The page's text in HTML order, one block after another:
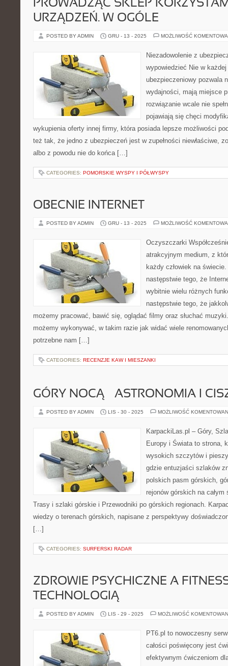
PROWADZĄC SKLEP
URZĄDZEŃ. W OGÓLE
POSTED BY ADMIN GRU - 13 - 2025 MOŻLIWOŚĆ
Niezadowolenie z
wypowiedzieć Nie w
ubezpieczeniowy pozwala
wydajności, mają miejsce
rozwiązanie wcale nie
pojawiają się chęci
wykupienia oferty innej firmy, która posiada lepsze możliwości
też tak, że jedno z ubezpieczeń jest w zupełności niewłaściwe,
albo z powodu nie do końca […]
CATEGORIES: POMORSKIE WYSPY I PÓŁWYSPY
OBECNIE INTERNET
POSTED BY ADMIN GRU - 13 - 2025 MOŻLIWOŚĆ
Oczyszczarki
atrakcyjnym medium, z
każdy człowiek na
następstwie tego, że
wybitnie wielu różnych
następstwie tego, że
możemy pracować, bawić się, oglądać filmy oraz słuchać
możemy wykonywać, w takim razie jak widać wiele
potrzebne nam […]
CATEGORIES: RECENZJE KAW I MIESZANKI
GÓRY NOCĄ – ASTRONOMIA I
POSTED BY ADMIN LIS - 30 - 2025 MOŻLIWOŚĆ
KarpackiLas.pl – Góry,
Europy i Świata to strona,
wysokich szczytów i
gdzie entuzjaści szlaków
polskich pasm górskich,
rejonów górskich na
Trasy i szlaki górskie i Przewodniki po górskich regionach.
wiedzy o terenach górskich, napisane z perspektywy
[…]
CATEGORIES: SURFERSKI RADAR
ZDROWIE PSYCHICZNE A
TECHNOLOGIĄ
POSTED BY ADMIN LIS - 29 - 2025 MOŻLIWOŚĆ
PT6.pl to nowoczesny
całości poświęcony jest
efektywnym ćwiczeniom